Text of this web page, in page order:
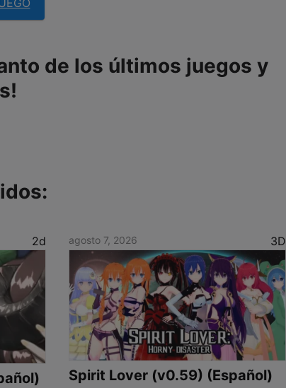
de los últimos juegos y
2d agosto 7, 2026 3D
Spirit Lover (v0.59) (Español)